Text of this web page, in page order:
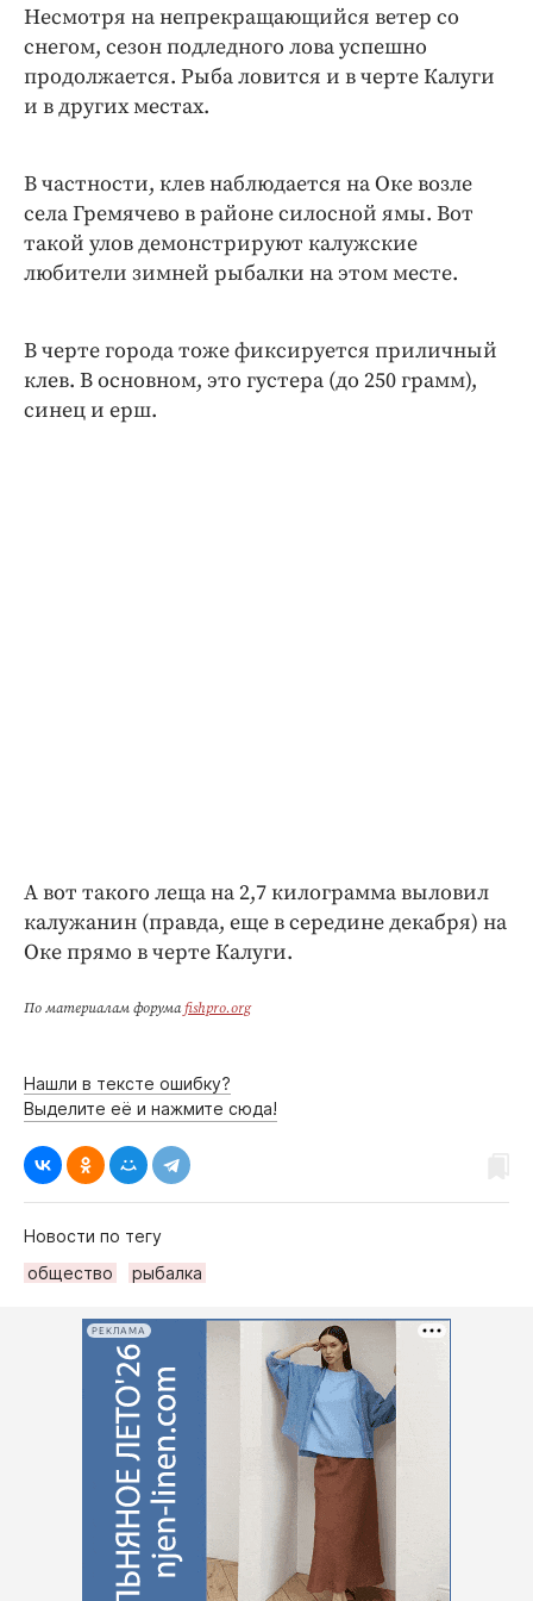
Клиника года
Бренд года
Работодатель года
Несмотря на непрекращающийся ветер со
снегом, сезон подледного лова успешно
продолжается. Рыба ловится и в черте Калуги
и в других местах.
В частности, клев наблюдается на Оке возле
села Гремячево в районе силосной ямы. Вот
такой улов демонстрируют калужские
любители зимней рыбалки на этом месте.
В черте города тоже фиксируется приличный
клев. В основном, это густера (до 250 грамм),
синец и ерш.
А вот такого леща на 2,7 килограмма выловил
калужанин (правда, еще в середине декабря) на
Оке прямо в черте Калуги.
По материалам форумаfishpro.org
Нашли в тексте ошибку?
Выделите её и нажмите сюда!
Новости по тегу
общество
рыбалка
РЕКЛАМА